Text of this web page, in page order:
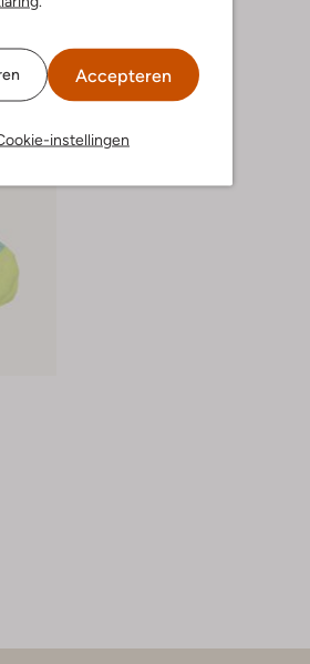
Accepteren
instellingen